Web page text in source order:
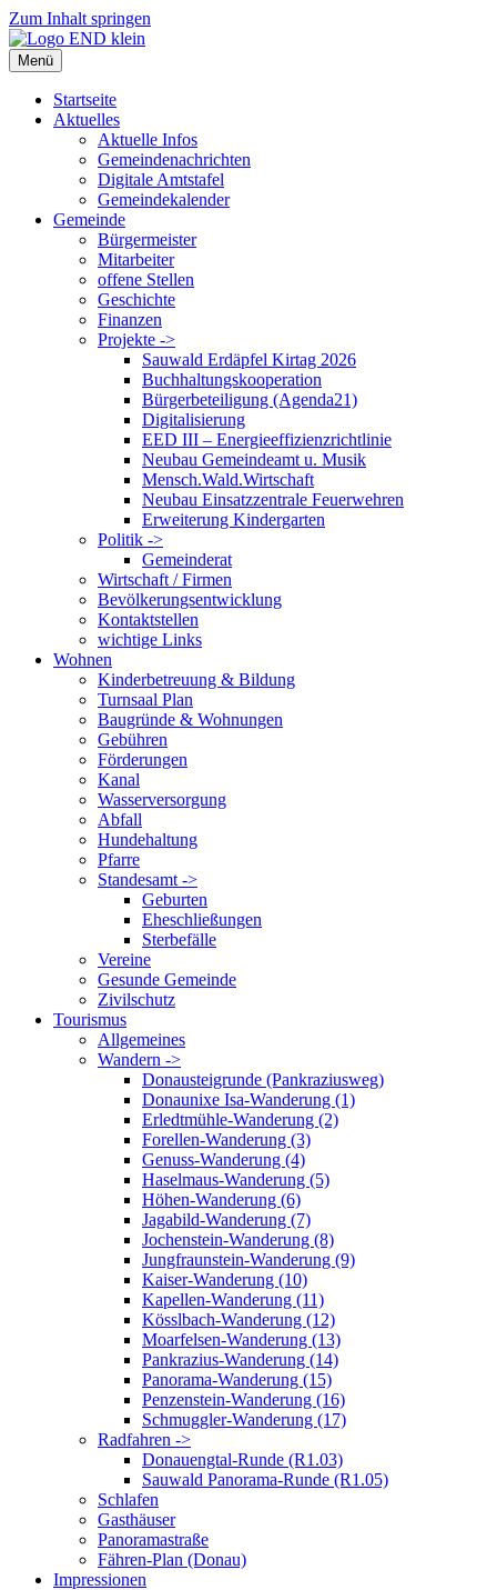
Zum Inhalt springen
Menü
Startseite
Aktuelles
Aktuelle Infos
Gemeindenachrichten
Digitale Amtstafel
Gemeindekalender
Gemeinde
Bürgermeister
Mitarbeiter
offene Stellen
Geschichte
Finanzen
Projekte ->
Sauwald Erdäpfel Kirtag 2026
Buchhaltungskooperation
Bürgerbeteiligung (Agenda21)
Digitalisierung
EED III – Energieeffizienzrichtlinie
Neubau Gemeindeamt u. Musik
Mensch.Wald.Wirtschaft
Neubau Einsatzzentrale Feuerwehren
Erweiterung Kindergarten
Politik ->
Gemeinderat
Wirtschaft / Firmen
Bevölkerungsentwicklung
Kontaktstellen
wichtige Links
Wohnen
Kinderbetreuung & Bildung
Turnsaal Plan
Baugründe & Wohnungen
Gebühren
Förderungen
Kanal
Wasserversorgung
Abfall
Hundehaltung
Pfarre
Standesamt ->
Geburten
Eheschließungen
Sterbefälle
Vereine
Gesunde Gemeinde
Zivilschutz
Tourismus
Allgemeines
Wandern ->
Donausteigrunde (Pankraziusweg)
Donaunixe Isa-Wanderung (1)
Erledtmühle-Wanderung (2)
Forellen-Wanderung (3)
Genuss-Wanderung (4)
Haselmaus-Wanderung (5)
Höhen-Wanderung (6)
Jagabild-Wanderung (7)
Jochenstein-Wanderung (8)
Jungfraunstein-Wanderung (9)
Kaiser-Wanderung (10)
Kapellen-Wanderung (11)
Kösslbach-Wanderung (12)
Moarfelsen-Wanderung (13)
Pankrazius-Wanderung (14)
Panorama-Wanderung (15)
Penzenstein-Wanderung (16)
Schmuggler-Wanderung (17)
Radfahren ->
Donauengtal-Runde (R1.03)
Sauwald Panorama-Runde (R1.05)
Schlafen
Gasthäuser
Panoramastraße
Fähren-Plan (Donau)
Impressionen